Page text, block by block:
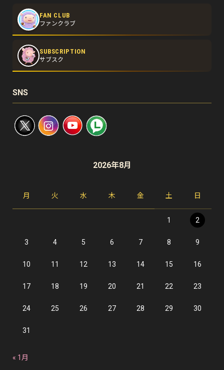
FAN CLUB
ファンクラブ
SUBSCRIPTION
サブスク
SNS
2026年8月
月 火 水 木 金 土 日
1 2
3 4 5 6 7 8 9
10 11 12 13 14 15 16
17 18 19 20 21 22 23
24 25 26 27 28 29 30
31
« 1月